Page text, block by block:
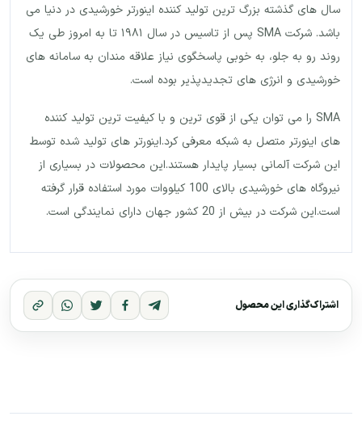
سال های گذشته بزرگ ترین تولید کننده اینورتر خورشیدی در دنیا می
باشد. شرکت SMA پس از تاسیس در سال ۱۹۸۱ تا به امروز طی یک
روند رو به جلو، به خوبی پاسخگوی نیاز علاقه مندان به سامانه های
خورشیدی و انرژی های تجدیدپذیر بوده است.
SMA را می توان یکی از قوی ترین و با کیفیت ترین تولید کننده
های اینورتر متصل به شبکه معرفی کرد.اینورتر های تولید شده توسط
این شرکت آلمانی بسیار پایدار هستند.این محصولات در بسیاری از
نیروگاه های خورشیدی بالای 100 کیلووات مورد استفاده قرار گرفته
است.این شرکت در بیش از 20 کشور جهان دارای نمایندگی است.
اشتراک‌گذاری این محصول